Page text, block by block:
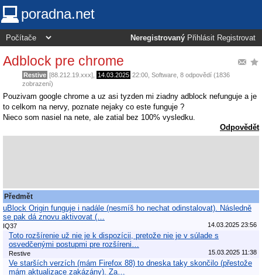
poradna.net
Neregistrovaný Přihlásit Registrovat
Adblock pre chrome
Restive [88.212.19.xxx], 14.03.2025 22:00 Software , 8 odpovědí (1836
zobrazení)
Pouzivam google chrome a uz asi tyzden mi ziadny adblock nefunguje a je
to celkom na nervy, poznate nejaky co este funguje ?
Nieco som nasiel na nete, ale zatial bez 100% vysledku.
Odpovědět
Předmět
uBlock Origin funguje i nadále (nesmíš ho nechat odinstalovat). Následně
se pak dá znovu aktivovat (…
IQ37 14.03.2025 23:56
Toto rozšírenie už nie je k dispozícii, pretože nie je v súlade s
osvedčenými postupmi pre rozšíreni…
Restive 15.03.2025 11:38
Ve starších verzích (mám Firefox 88) to dneska taky skončilo (přestože
mám aktualizace zakázány). Za…